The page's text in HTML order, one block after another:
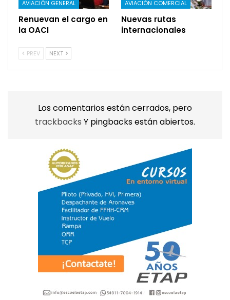
AVIACIÓN GENERAL
Renuevan el cargo en
la OACI
AVIACIÓN COMERCIAL
Nuevas rutas
internacionales
PREV NEXT
Los comentarios están cerrados, pero
trackbacks Y pingbacks están abiertos.